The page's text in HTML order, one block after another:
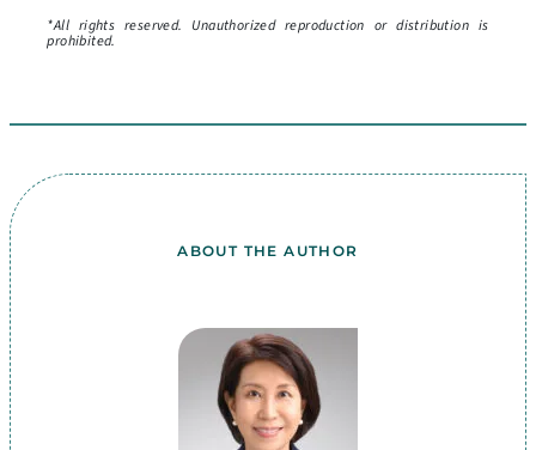
*All rights reserved. Unauthorized reproduction or distribution is
prohibited.
ABOUT THE AUTHOR